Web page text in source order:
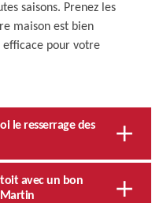
saisons. Prenez les
maison est bien
efficace pour votre
le resserrage des
avec un bon
Martin